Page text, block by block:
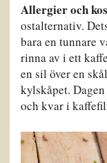
Allergier och
ostalternativ.
bara en tunnare
rinna av i ett
en sil över en
kylskåpet.
och kvar i